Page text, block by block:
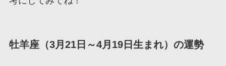
牡羊座（3月21日～4月19日生まれ）の運勢